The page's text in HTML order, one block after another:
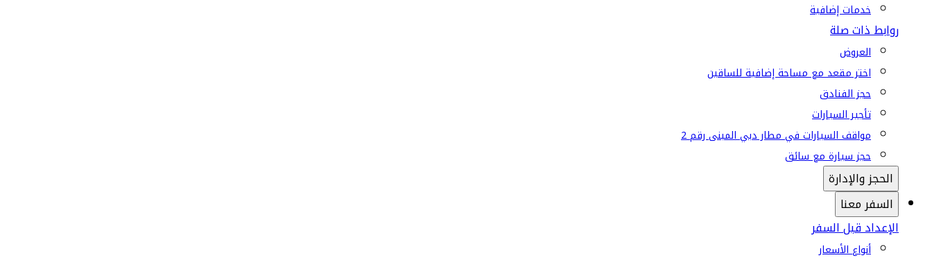
خدمات إضافية
روابط ذات صلة
العروض
اختر مقعد مع مساحة إضافية للساقين
حجز الفنادق
تأجير السيارات
مواقف السيارات في مطار دبي المبنى رقم 2
حجز سيارة مع سائق
الحجز والإدارة
السفر معنا
الإعداد قبل السفر
أنواع الأسعار